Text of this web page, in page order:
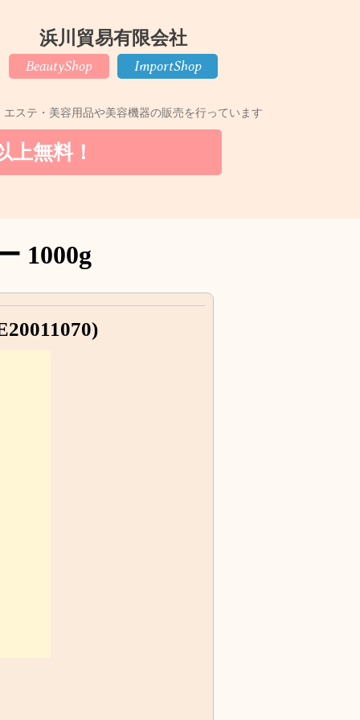
浜川貿易有限会社
BeautyShop ImportShop
ステ・美容用品や美容機器の販売を行っています
上無料！
1000g